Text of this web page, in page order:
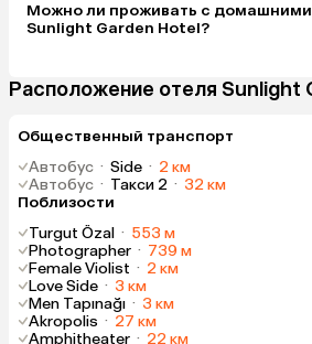
Можно ли проживать с
Sunlight Garden Hotel?
Расположение отеля Sunlight
Общественный транспорт
Автобус · Side · 2 км
Автобус · Такси 2 · 32 км
Поблизости
Turgut Özal · 553 м
Photographer · 739 м
Female Violist · 2 км
Love Side · 3 км
Men Tapınağı · 3 км
Akropolis · 27 км
Amphitheater · 22 км